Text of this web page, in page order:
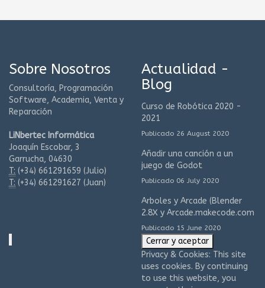
Sobre Nosotros
Consultoría, Programación
Software, Academia, Venta y
Reparación
LiNbertec Informática
Joaquín Escobar, 3
Garrucha, 04630
T: (+34) 661291659 (Julio)
T: (+34) 661291627 (Juan)
Actualidad -
Blog
Curso de Robótica 2020 -
2021
Publicado 26 August 2020
Añadir una canción a un
juego de Godot
Publicado 06 July 2020
Arboles y Arcade (Blender
2.8X y Arcade.makecode.com
Publicado 15 June 2020
Privacy & Cookies: This site
uses cookies. By continuing
to use this website, you